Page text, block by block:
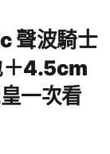
聲波騎士
＋4.5cm
一次看